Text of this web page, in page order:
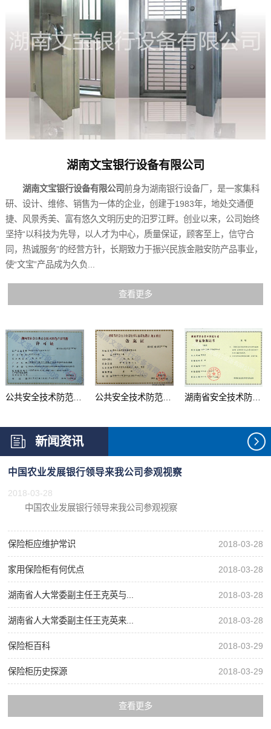
湖南文宝银行设备有限公司
湖南文宝银行设备有限公司前身为湖南银行设备厂，是一家集科
研、设计、维修、销售为一体的企业，创建于1983年，地处交通便
捷、风景秀美、富有悠久文明历史的汨罗江畔。创业以来，公司始终
坚持“以科技为先导，以人才为中心，质量保证，顾客至上，信守合
同，热诚服务”的经营方针，长期致力于振兴民族金融安防产品事业，
使“文宝”产品成为久负...
查看更多
公共安全技术防范产品... 公共安全技术防范系统... 湖南省安全技术防范行...
新闻资讯
中国农业发展银行领导来我公司参观视察
2018-03-28
中国农业发展银行领导来我公司参观视察
保险柜应维护常识 2018-03-28
家用保险柜有何优点 2018-03-28
湖南省人大常委副主任王克英与... 2018-03-28
湖南省人大常委副主任王克英来... 2018-03-28
保险柜百科 2018-03-29
保险柜历史探源 2018-03-29
查看更多